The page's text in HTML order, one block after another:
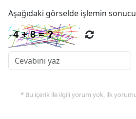
Aşağıdaki görselde işlemin
* Bu içerik ile ilgili yorum yok, ilk yorumu